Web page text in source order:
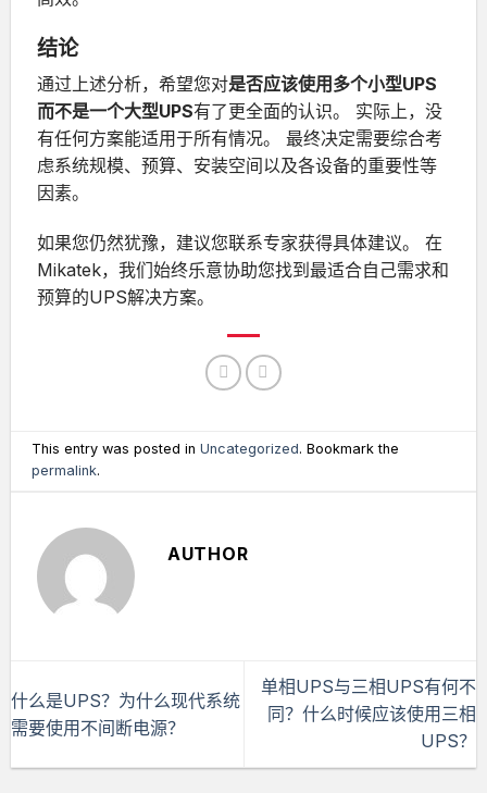
结论
通过上述分析，希望您对是否应该使用多个小型UPS
而不是一个大型UPS有了更全面的认识。 实际上，没
有任何方案能适用于所有情况。 最终决定需要综合考
虑系统规模、预算、安装空间以及各设备的重要性等
因素。
如果您仍然犹豫，建议您联系专家获得具体建议。 在
Mikatek，我们始终乐意协助您找到最适合自己需求和
预算的UPS解决方案。
This entry was posted in Uncategorized. Bookmark the
permalink.
AUTHOR
什么是UPS？为什么现代系统
需要使用不间断电源？
单相UPS与三相UPS有何不
同？什么时候应该使用三相
UPS？